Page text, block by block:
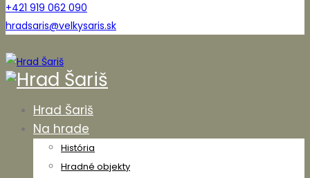
+421 919 062 090
hradsaris@velkysaris.sk
Hrad Šariš
Na hrade
História
Hradné objekty